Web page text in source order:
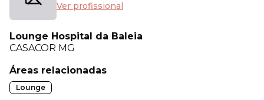
Ver profissional
Lounge Hospital da Baleia
CASACOR MG
Áreas relacionadas
Lounge